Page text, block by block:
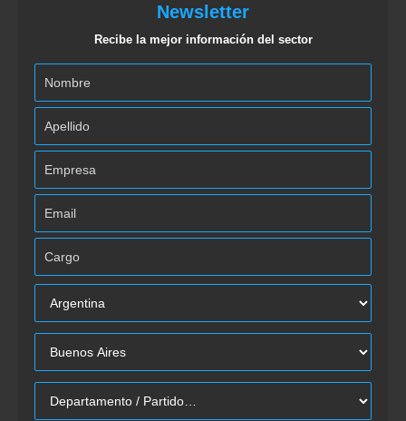
Newsletter
Recibe la mejor información del sector